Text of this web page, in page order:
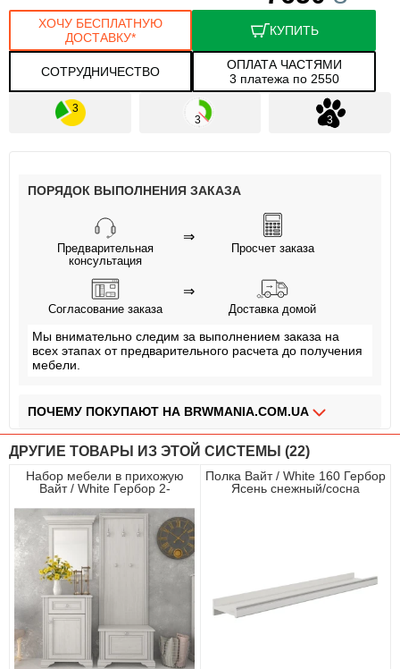
КУПИТЬ
СОТРУДНИЧЕСТВО
ХОЧУ БЕСПЛАТНУЮ
ДОСТАВКУ*
ОПЛАТА ЧАСТЯМИ
3 платежа по 2550
ПОРЯДОК ВЫПОЛНЕНИЯ ЗАКАЗА
Предварительная
консультация
⇒
Просчет заказа
Согласование заказа
⇒
Доставка домой
Мы внимательно следим за выполнением заказа на
всех этапах от предварительного расчета до получения
мебели.
ПОЧЕМУ ПОКУПАЮТ НА BRWMANIA.COM.UA
ДОСТАВКА ЗА 2 ДНЯ
ПЛАТИ АВАНС, А ОСТАЛЬНОЕ ПРИ ПОЛУЧЕНИИ
ОПЛАТА ЧАСТЯМИ БЕЗ КОМИССИИ
СБОРКА МЕБЕЛИ
99,9% ДОВОЛЬНЫХ КЛИЕНТОВ
ДРУГИЕ ТОВАРЫ ИЗ ЭТОЙ СИСТЕМЫ (22)
Набор мебели в прихожую
Вайт / White Гербор 2-
снежный/сосна серебряная
Полка Вайт / White 160 Гербор
Ясень снежный/сосна